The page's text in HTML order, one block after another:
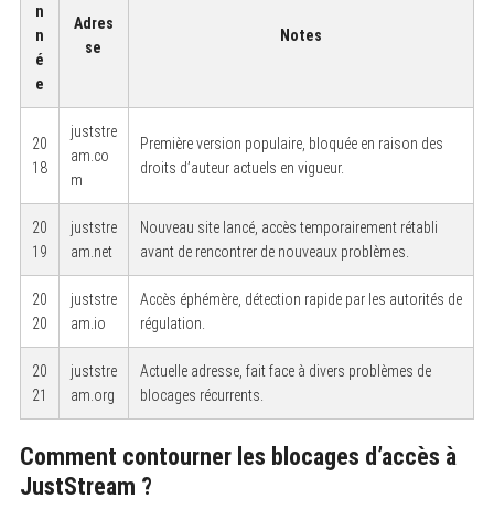
n
n
é
e
Adres
se
Notes
20
18
juststre
am.co
m
Première version populaire, bloquée en raison des
droits d’auteur actuels en vigueur.
20
19
juststre
am.net
Nouveau site lancé, accès temporairement rétabli
avant de rencontrer de nouveaux problèmes.
20
20
juststre
am.io
Accès éphémère, détection rapide par les autorités de
régulation.
20
21
juststre
am.org
Actuelle adresse, fait face à divers problèmes de
blocages récurrents.
Comment contourner les blocages d’accès à
JustStream ?